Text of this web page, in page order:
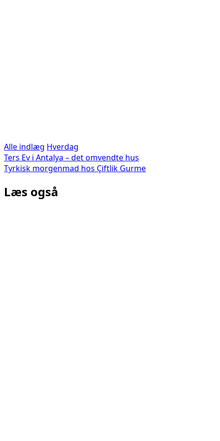
Alle indlæg Hverdag
Indlægsnavigation
Ters Ev i Antalya – det omvendte hus
Tyrkisk morgenmad hos Çiftlik Gurme
Læs også